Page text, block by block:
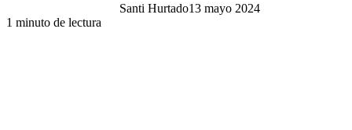
Santi Hurtado13 mayo 2024
1 minuto de lectura